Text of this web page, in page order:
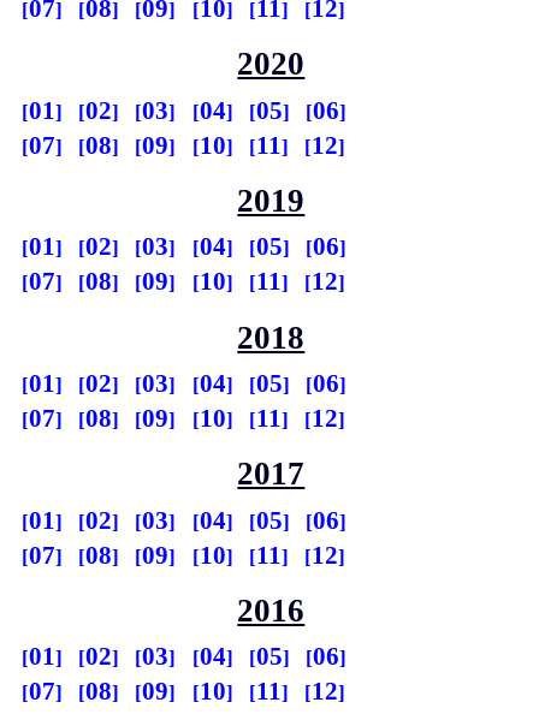
07 08 09 10 11 12
2020
01 02 03 04 05
06
07
08 09 10 11 12
2019
01 02 03 04 05
06
07
08 09 10 11 12
2018
01 02 03 04 05
06
07
08 09 10 11 12
2017
01 02 03 04 05
06
07
08 09 10 11 12
2016
01 02 03 04 05
06
07
08 09 10 11 12